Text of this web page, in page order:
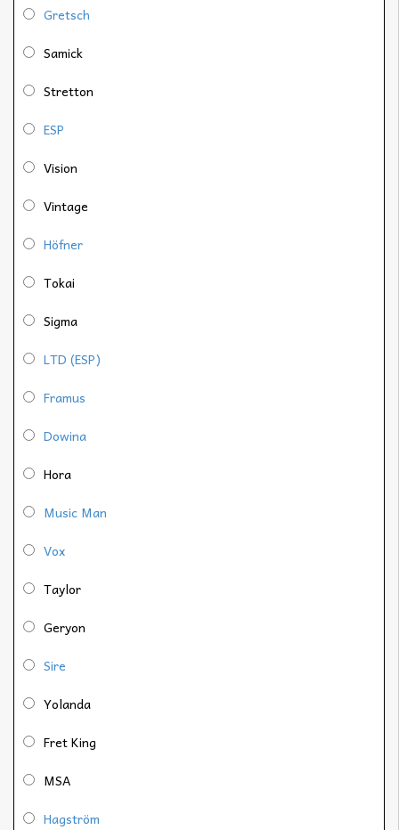
Gretsch
Samick
Stretton
ESP
Vision
Vintage
Höfner
Tokai
Sigma
LTD (ESP)
Framus
Dowina
Hora
Music Man
Vox
Taylor
Geryon
Sire
Yolanda
Fret King
MSA
Hagström